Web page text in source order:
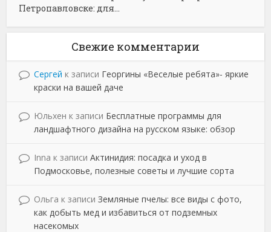
Петропавловске: для...
Свежие комментарии
Сергей к записи Георгины «Веселые ребята»- яркие
краски на вашей даче
Юльхен к записи Бесплатные программы для
ландшафтного дизайна на русском языке: обзор
Inna к записиАктинидия: посадка и уход в
Подмосковье, полезные советы и лучшие сорта
Ольга к записиЗемляные пчелы: все виды с фото,
как добыть мед и избавиться от подземных
насекомых